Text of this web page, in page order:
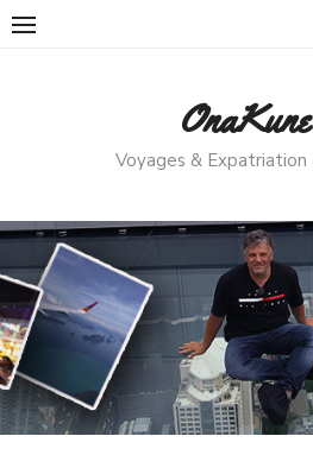
Skip
Voyages & Expatriation